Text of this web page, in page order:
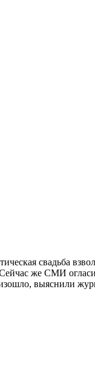
свадьба
Сейчас же СМИ
выяснили